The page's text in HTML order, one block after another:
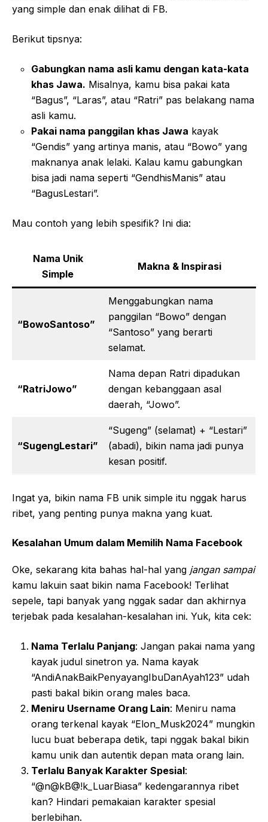
yang simple dan enak dilihat di FB.
Berikut tipsnya:
Gabungkan nama asli kamu dengan kata-kata
khas Jawa. Misalnya, kamu bisa pakai kata
“Bagus”, “Laras”, atau “Ratri” pas belakang nama
asli kamu.
Pakai nama panggilan khas Jawa kayak
“Gendis” yang artinya manis, atau “Bowo” yang
maknanya anak lelaki. Kalau kamu gabungkan
bisa jadi nama seperti “GendhisManis” atau
“BagusLestari”.
Mau contoh yang lebih spesifik? Ini dia:
Nama Unik
Simple
Makna & Inspirasi
“BowoSantoso”
Menggabungkan nama
panggilan “Bowo” dengan
“Santoso” yang berarti
selamat.
“RatriJowo”
Nama depan Ratri dipadukan
dengan kebanggaan asal
daerah, “Jowo”.
“SugengLestari”
“Sugeng” (selamat) + “Lestari”
(abadi), bikin nama jadi punya
kesan positif.
Ingat ya, bikin nama FB unik simple itu nggak harus
ribet, yang penting punya makna yang kuat.
Kesalahan Umum dalam Memilih Nama Facebook
Oke, sekarang kita bahas hal-hal yang jangan sampai
kamu lakuin saat bikin nama Facebook! Terlihat
sepele, tapi banyak yang nggak sadar dan akhirnya
terjebak pada kesalahan-kesalahan ini. Yuk, kita cek:
Nama Terlalu Panjang: Jangan pakai nama yang
kayak judul sinetron ya. Nama kayak
“AndiAnakBaikPenyayangIbuDanAyah123” udah
pasti bakal bikin orang males baca.
Meniru Username Orang Lain: Meniru nama
orang terkenal kayak “Elon_Musk2024” mungkin
lucu buat beberapa detik, tapi nggak bakal bikin
kamu unik dan autentik depan mata orang lain.
Terlalu Banyak Karakter Spesial:
“@n@kB@!k_LuarBiasa” kedengarannya ribet
kan? Hindari pemakaian karakter spesial
berlebihan.